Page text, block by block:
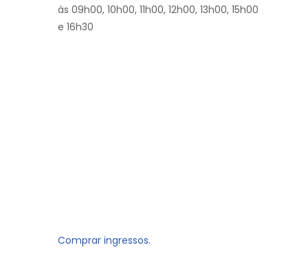
às 09h00, 10h00, 11h00, 12h00, 13h00, 15h00
e 16h30
Comprar ingressos.